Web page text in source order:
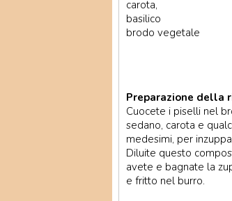
carota,
basilico
brodo vegetale
Preparazione della
Cuocete i piselli nel
sedano, carota e
medesimi, per
Diluite questo
avete e bagnate la
e fritto nel burro.